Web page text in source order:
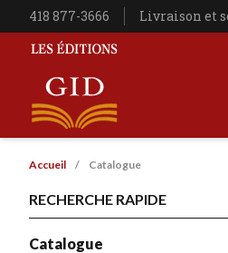
Aller au contenu principal
Téléphone
418 877-3666 Livraison et
Fil d'Ariane
Accueil Catalogue
RECHERCHE RAPIDE
Catalogue